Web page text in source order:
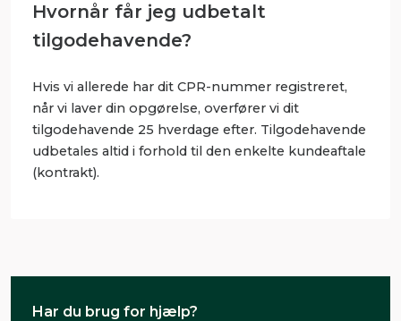
Hvornår får jeg udbetalt
tilgodehavende?
Hvis vi allerede har dit CPR-nummer registreret,
når vi laver din opgørelse, overfører vi dit
tilgodehavende 25 hverdage efter. Tilgodehavende
udbetales altid i forhold til den enkelte kundeaftale
(kontrakt).
Har du brug for hjælp?